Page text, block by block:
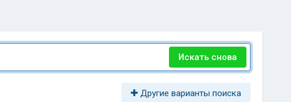
Искать снова
Другие варианты поиска